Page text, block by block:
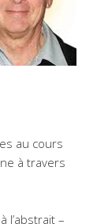
au cours
à travers
l’abstrait –